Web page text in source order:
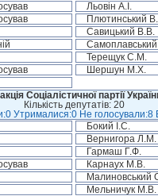
Льовін А.І.
Плютинський
Савицький В.В.
Самоплавський
Терещук С.М.
Шершун М.Х.
Соціалістичної партії
Кількість депутатів: 20
Утрималися:0 Не голосували:8
Бокий І.С.
Вернигора Л.М.
Гармаш Г.Ф.
Карнаух М.В.
Малиновський
Мельничук М.В.